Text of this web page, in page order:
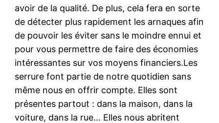
avoir de la qualité. De plus, cela fera en sorte
de détecter plus rapidement les arnaques afin
de pouvoir les éviter sans le moindre ennui et
pour vous permettre de faire des économies
intéressantes sur vos moyens financiers.Les
serrure font partie de notre quotidien sans
même nous en offrir compte. Elles sont
présentes partout : dans la maison, dans la
voiture, dans la rue… Elles nous abritent